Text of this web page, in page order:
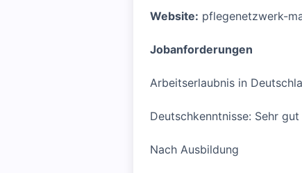
Website: pflegenetzwerk-
Jobanforderungen
Arbeitserlaubnis in
Deutschkenntnisse: Sehr gut
Nach Ausbildung